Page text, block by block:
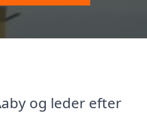
og leder efter